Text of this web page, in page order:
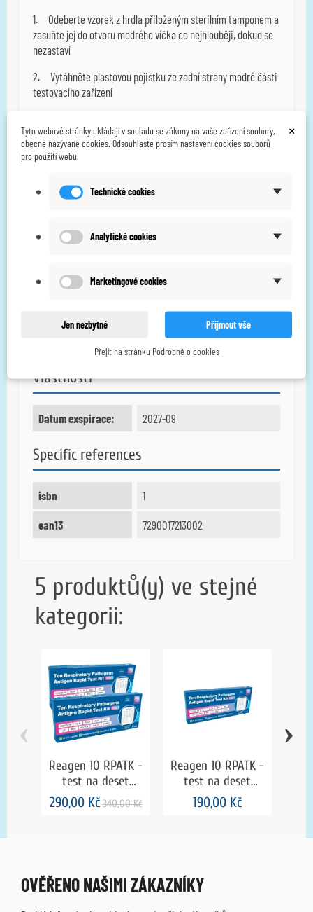
1. Odeberte vzorek z hrdla přiloženým sterilním tamponem a
zasuňte jej do otvoru modrého víčka co nejhlouběji, dokud se
nezastaví
2. Vytáhněte plastovou pojistku ze zadní strany modré části
testovacího zařízení
nezastaví.
4. Po asijedné minutě
Nepohybujte zařízením, dokud se nezobrazí výsledek.
5. Po7minutách odečtěte výsledek. Neodečítejte později
než po 10 minutách! V případě nejasného výsledku je nutné
SKLADOVÁNÍ A UCHOVÁVÁNÍ
Skladujte zabalené v uzavřeném obalu v chladničce nebo při
pokojové teplotě (+2°C - +30°C). Neuchovávejte v mrazničce.
Vlastnosti
Datum exspirace: 2027-09
Specific references
isbn 1
ean13 7290017213002
5 produktů(y) ve stejné
kategorii:
Reagen 10 RPATK -
test na deset
respiračních
patogenů včetně
290,00 Kč340,00 Kč
Reagen 10 RPATK -
test na deset
respiračních
patogenů včetně
190,00 Kč
‹ ›
OVĚŘENO NAŠIMI ZÁKAZNÍKY
×
Tyto webové stránky ukládají v souladu se zákony na vaše zařízení soubory,
obecně nazývané cookies. Odsouhlaste prosím nastavení cookies souborů
pro použití webu.
Technické cookies
Analytické cookies
Marketingové cookies
Jen nezbytné Přijmout vše
Přejít na stránku Podrobně o cookies